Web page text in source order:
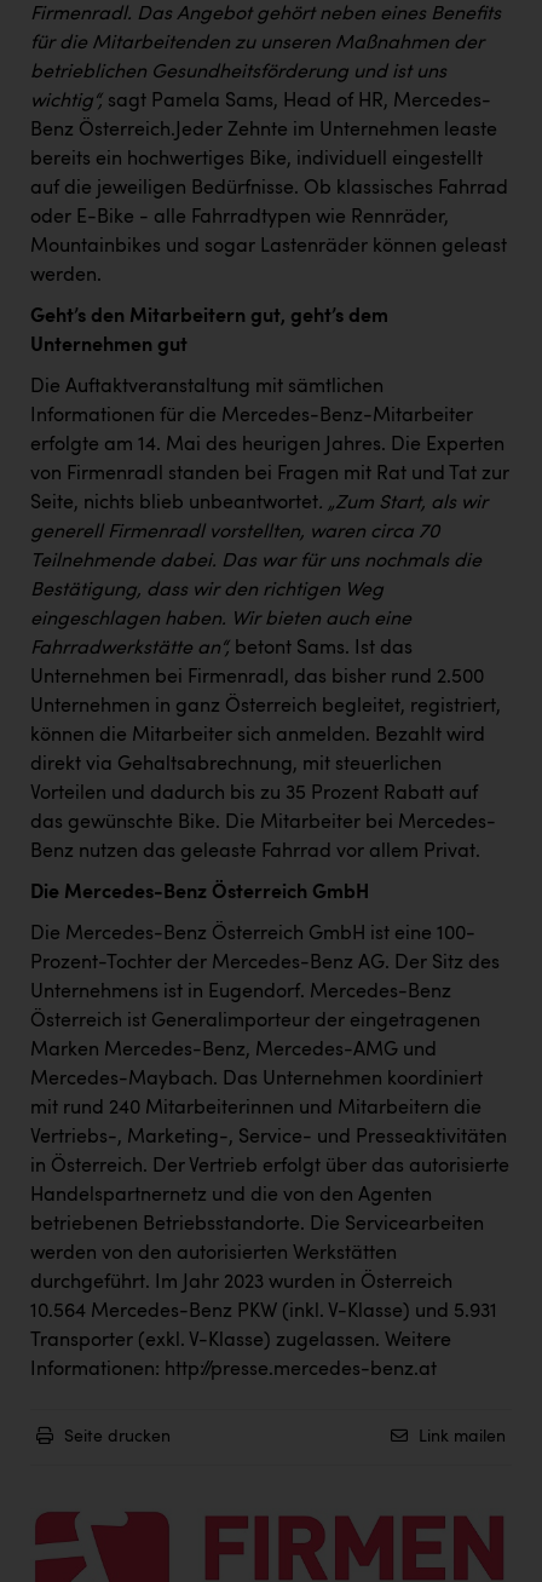
PÜSPÖK
RE/MAX Welcome
RUBBLE MASTER
Ruderclub Wels
SCRI - Salzburg Cancer Research Institute
SCHMACHTL GmbH
Seher + Partner
Smurfit Westrock Nettingsdorf
TCL
TGW Logistics
TRAILOMAT & Cycling Austria
VERITAS
Vier Diamanten
Vorlagenportal
Wir besiegen Krebs
Wirtschaftskammer OÖ
ZGONC
z.l.ö.
Österreichisches Hebammengremium
Wirtschaftskammer OÖ Energiehandel
Dopgas
kunden basics
kontakt
Firmenradl. Das Angebot gehört neben eines Benefits
für die Mitarbeitenden zu unseren Maßnahmen der
betrieblichen Gesundheitsförderung und ist uns
wichtig“, sagt Pamela Sams, Head of HR, Mercedes-
Benz Österreich.Jeder Zehnte im Unternehmen leaste
bereits ein hochwertiges Bike, individuell eingestellt
auf die jeweiligen Bedürfnisse. Ob klassisches Fahrrad
oder E-Bike - alle Fahrradtypen wie Rennräder,
Mountainbikes und sogar Lastenräder können geleast
werden.
Geht’s den Mitarbeitern gut, geht’s dem
Unternehmen gut
Die Auftaktveranstaltung mit sämtlichen
Informationen für die Mercedes-Benz-Mitarbeiter
erfolgte am 14. Mai des heurigen Jahres. Die Experten
von Firmenradl standen bei Fragen mit Rat und Tat zur
Seite, nichts blieb unbeantwortet. „Zum Start, als wir
generell Firmenradl vorstellten, waren circa 70
Teilnehmende dabei. Das war für uns nochmals die
Bestätigung, dass wir den richtigen Weg
eingeschlagen haben. Wir bieten auch eine
Fahrradwerkstätte an“, betont Sams. Ist das
Unternehmen bei Firmenradl, das bisher rund 2.500
Unternehmen in ganz Österreich begleitet, registriert,
können die Mitarbeiter sich anmelden. Bezahlt wird
direkt via Gehaltsabrechnung, mit steuerlichen
Vorteilen und dadurch bis zu 35 Prozent Rabatt auf
das gewünschte Bike. Die Mitarbeiter bei Mercedes-
Benz nutzen das geleaste Fahrrad vor allem Privat.
Die Mercedes-Benz Österreich GmbH
Die Mercedes-Benz Österreich GmbH ist eine 100-
Prozent-Tochter der Mercedes-Benz AG. Der Sitz des
Unternehmens ist in Eugendorf. Mercedes-Benz
Österreich ist Generalimporteur der eingetragenen
Marken Mercedes-Benz, Mercedes-AMG und
Mercedes-Maybach. Das Unternehmen koordiniert
mit rund 240 Mitarbeiterinnen und Mitarbeitern die
Vertriebs-, Marketing-, Service- und Presseaktivitäten
in Österreich. Der Vertrieb erfolgt über das autorisierte
Handelspartnernetz und die von den Agenten
betriebenen Betriebsstandorte. Die Servicearbeiten
werden von den autorisierten Werkstätten
durchgeführt. Im Jahr 2023 wurden in Österreich
10.564 Mercedes-Benz PKW (inkl. V-Klasse) und 5.931
Transporter (exkl. V-Klasse) zugelassen. Weitere
Informationen: http://presse.mercedes-benz.at
Seite drucken Link mailen